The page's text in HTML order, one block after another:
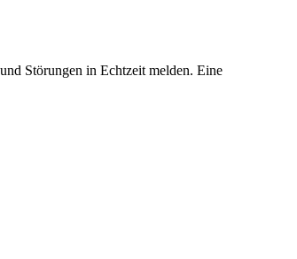
Störungen in Echtzeit melden. Eine